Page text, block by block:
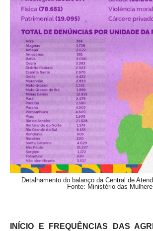
Detalhamento do balanço da Central de
Fonte: Ministério das
INÍCIO E FREQUÊNCIAS DAS